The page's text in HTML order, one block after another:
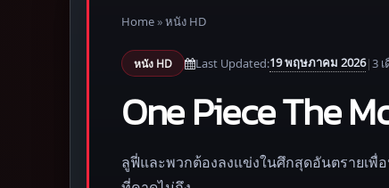
Home»หนัง HD
หนัง HD Last Updated:19 พฤษภาคม 2026|3
One Piece The
ลูฟี่และพวกต้องลงแข่งในศึกสุดอันตรายเ